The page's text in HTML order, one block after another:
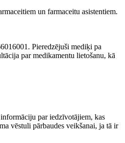
un farmaceitu asistentiem.
Pieredzējuši mediķi pa
par medikamentu lietošanu, kā
par iedzīvotājiem, kas
vēstuli pārbaudes veikšanai, ja tā ir